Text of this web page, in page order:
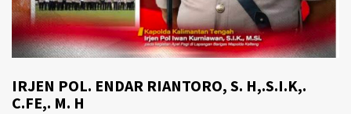
IRJEN POL. ENDAR RIANTORO, S. H,.S.I.K,.
C.FE,. M. H